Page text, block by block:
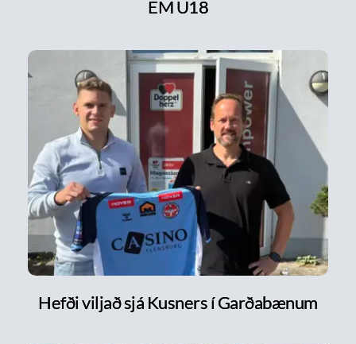
EM U18
Hefði viljað sjá Kusners í Garðabænum